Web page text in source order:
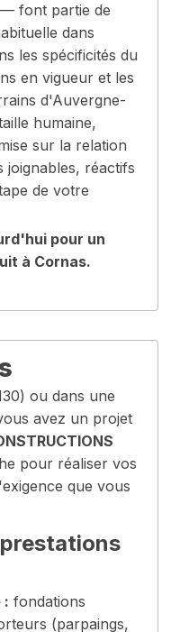
font partie de
dans
les spécificités du
en vigueur et les
d'Auvergne-
humaine,
sur la relation
joignables, réactifs
de votre
pour un
à Cornas.
ou dans une
avez un projet
pour réaliser vos
que vous
: fondations
(parpaings,